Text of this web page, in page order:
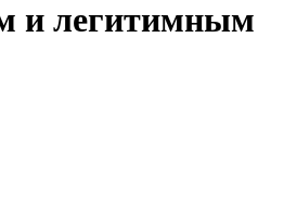
и легитимным